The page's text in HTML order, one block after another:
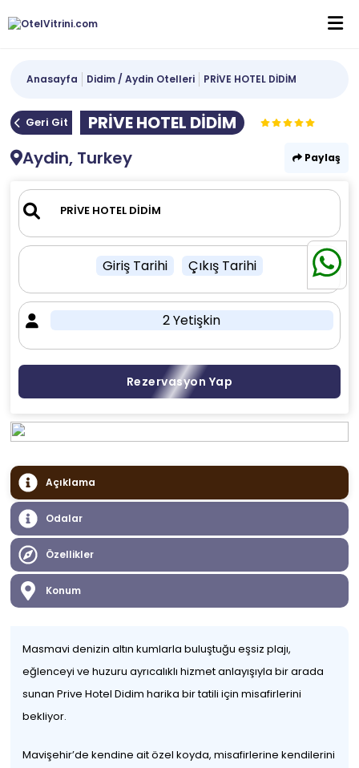
Anasayfa Didim / Aydin Otelleri PRİVE HOTEL DİDİM
Geri Git
PRİVE HOTEL DİDİM
Aydin, Turkey
Paylaş
Giriş Tarihi Çıkış Tarihi
2 Yetişkin
Rezervasyon Yap
Açıklama
Odalar
Özellikler
Konum
Masmavi denizin altın kumlarla buluştuğu eşsiz plajı,
eğlenceyi ve huzuru ayrıcalıklı hizmet anlayışıyla bir arada
sunan Prive Hotel Didim harika bir tatili için misafirlerini
bekliyor.
Mavişehir’de kendine ait özel koyda, misafirlerine kendilerini